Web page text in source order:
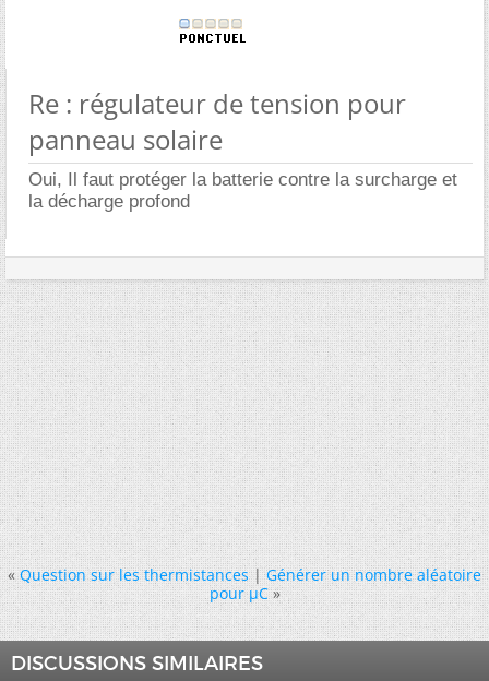
Re : régulateur de tension pour
panneau solaire
Oui, Il faut protéger la batterie contre la surcharge et
la décharge profond
« Question sur les thermistances|Générer un nombre aléatoire
pour µC »
DISCUSSIONS SIMILAIRES